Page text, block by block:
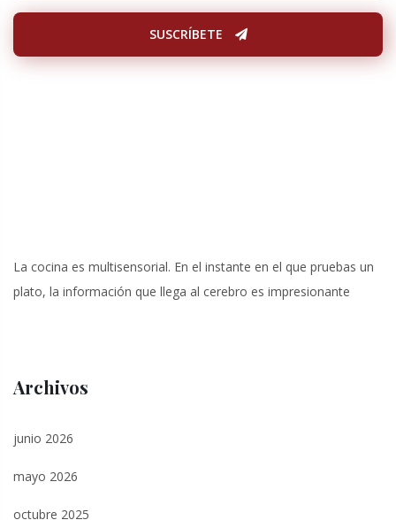
SUSCRÍBETE
La cocina es multisensorial. En el instante en el que pruebas un
plato, la información que llega al cerebro es impresionante
Archivos
junio 2026
mayo 2026
octubre 2025